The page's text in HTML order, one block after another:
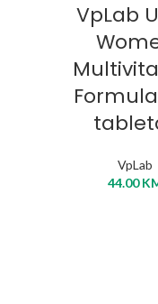
VpLab
VpLab
44.00